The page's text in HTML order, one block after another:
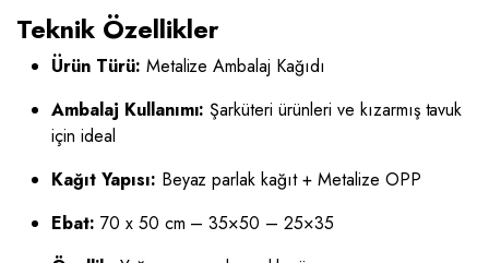
Teknik Özellikler
Ürün Türü: Metalize Ambalaj Kağıdı
Ambalaj Kullanımı: Şarküteri ürünleri ve kızarmış tavuk
için ideal
Kağıt Yapısı: Beyaz parlak kağıt + Metalize OPP
Ebat: 70 x 50 cm – 35×50 – 25×35